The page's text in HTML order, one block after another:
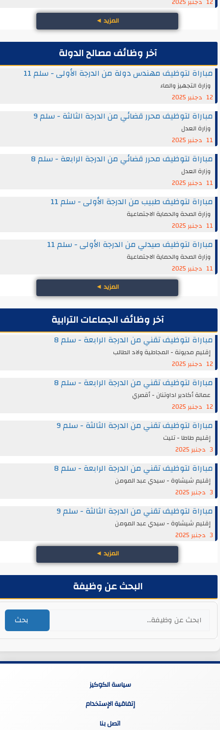
المزيد◄
آخر وظائف مصالح الدولة
مباراة لتوظيف مهندس دولة من الدرجة الأولى - سلم 11
وزارة التجهيز والماء
12 دجنبر 2025
مباراة لتوظيف محرر قضائي من الدرجة الثالثة - سلم 9
وزارة العدل
11 دجنبر 2025
مباراة لتوظيف محرر قضائي من الدرجة الرابعة - سلم 8
وزارة العدل
11 دجنبر 2025
مباراة لتوظيف طبيب من الدرجة الأولى - سلم 11
وزارة الصحة والحماية الاجتماعية
11 دجنبر 2025
مباراة لتوظيف صيدلي من الدرجة الأولى - سلم 11
وزارة الصحة والحماية الاجتماعية
11 دجنبر 2025
المزيد◄
آخر وظائف الجماعات الترابية
مباراة لتوظيف تقني من الدرجة الرابعة - سلم 8
إقليم مديونة - المجاطية ولاد الطالب
12 دجنبر 2025
مباراة لتوظيف تقني من الدرجة الرابعة - سلم 8
عمالة أكادير اداوتنان - أقصري
12 دجنبر 2025
مباراة لتوظيف تقني من الدرجة الثالثة - سلم 9
إقليم طاطا - تليت
مباراة لتوظيف تقني من الدرجة الرابعة - سلم 8
إقليم شيشاوة - سيدي عبد المومن
مباراة لتوظيف تقني من الدرجة الثالثة - سلم 9
إقليم شيشاوة - سيدي عبد المومن
المزيد◄
البحث عن وظيفة
بحث
سياسة الكوكيز
إتفاقية الإستخدام
اتصل بنا